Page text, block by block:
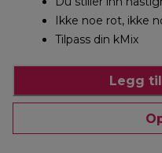
Ikke noe rot, ikke
Tilpass din kMix
Legg